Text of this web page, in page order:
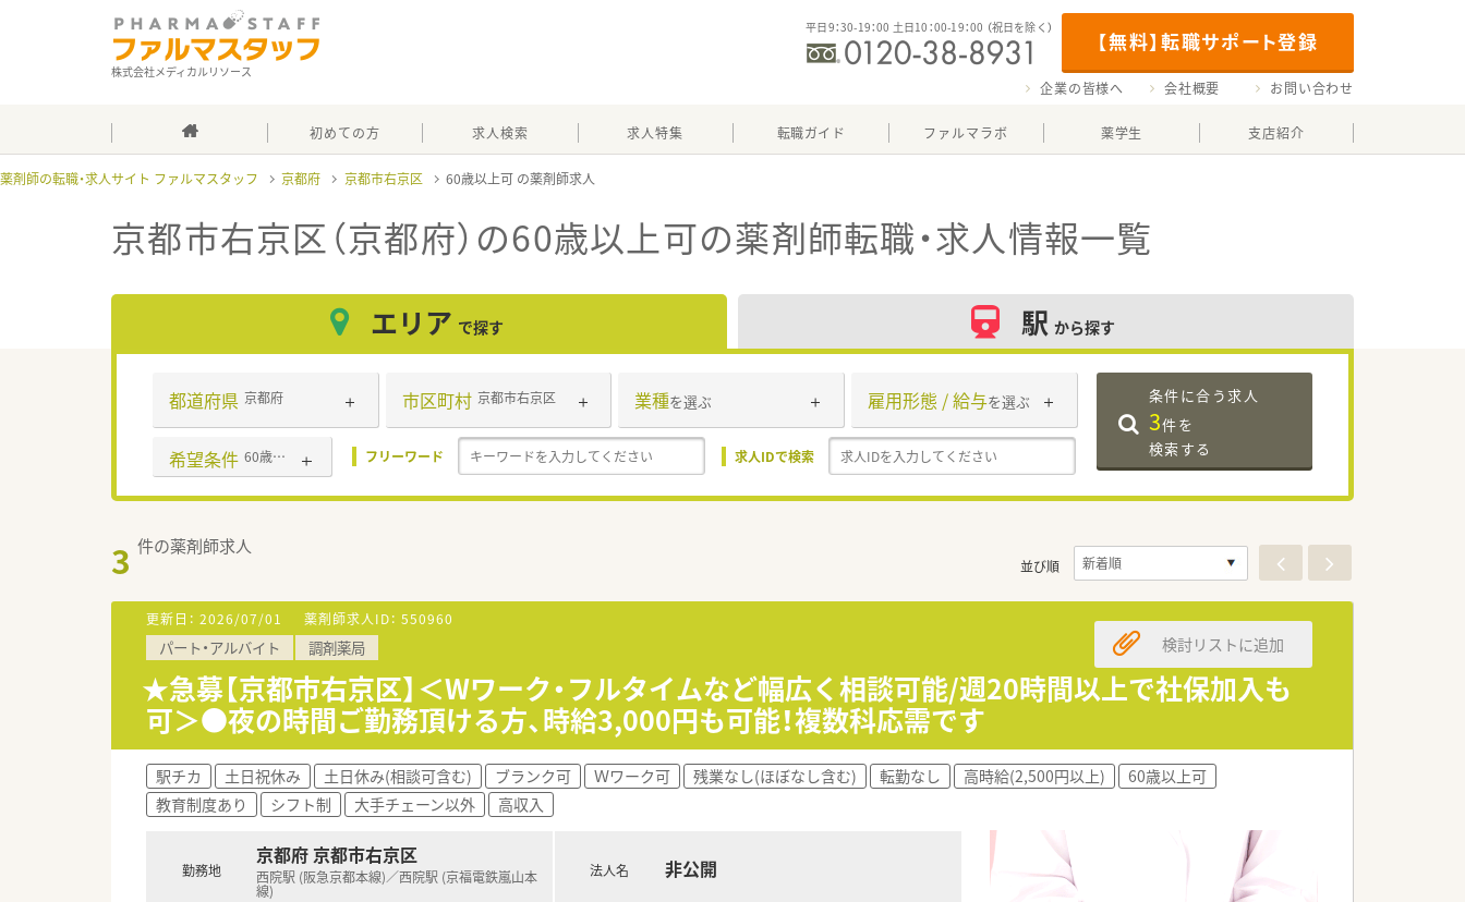
株式会社メディカルリソース
【無料】転職サポート登録
平日9：30-19：00 土日10：00-19：00 （祝日を除く）
企業の皆様へ 会社概要 お問い合わせ
初めての方 求人検索 求人特集 転職ガイド ファルマラボ 薬学生 支店紹介
薬剤師の転職・求人サイト ファルマスタッフ 京都府 京都市右京区 60歳以上可
京都市右京区（京都府）の60歳以上可の薬剤師転職・求人情報一覧
エリア で探す 駅 から探す
都道府県 京都府 市区町村 京都市右京区 業種を選ぶ 雇用形態 / 給与を選ぶ
希望条件 60歳以上可 フリーワード 求人IDで検索
条件に合う求人
3件を
検索する
3 件の薬剤師求人
並び順
更新日： 2026/07/01 薬剤師求人ID： 550960
パート・アルバイト 調剤薬局
★急募【京都市右京区】＜Wワーク・フルタイムなど幅広く相談可能/週20時間以上で社保加入も
可＞●夜の時間ご勤務頂ける方、時給3,000円も可能！複数科応需です
検討リストに追加
駅チカ 土日祝休み 土日休み(相談可含む) ブランク可 Ｗワーク可 残業なし(ほぼなし含む) 転勤なし 高時給(2,500円以上)
60歳以上可
教育制度あり
シフト制 大手チェーン以外 高収入
勤務地
京都府 京都市右京区
西院駅 (阪急京都本線)／西院駅 (京福電鉄嵐山本
線)
法人名 非公開